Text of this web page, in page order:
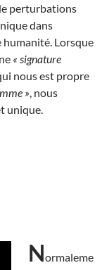
perturbations
dans
humanité. Lorsque
« signature
nous est propre
» , nous
unique.
Normaleme